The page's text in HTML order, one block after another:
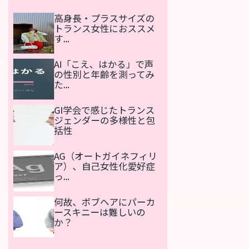
高身長・プラスサイズの
トランス女性におススメ
す...
AI「こえ、はかる」で声
の性別と年齢を測ってみ
た...
GI学会で感じたトランス
ジェンダーの多様性と包
括性
AG（オートガイネフィリ
ア）、自己女性化愛好症
っ...
何故、ボブヘアにパーカ
ースキニーは難しいの
か？